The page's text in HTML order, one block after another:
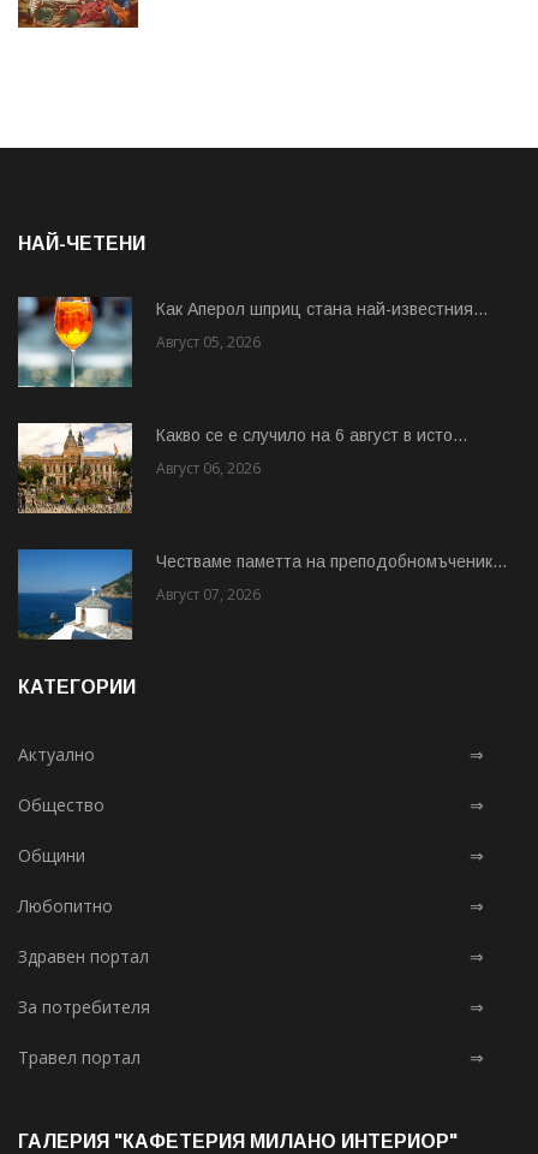
НАЙ-ЧЕТЕНИ
Как Аперол шприц стана най-известния...
Август 05, 2026
Какво се е случило на 6 август в исто...
Август 06, 2026
Честваме паметта на преподобномъченик...
Август 07, 2026
КАТЕГОРИИ
Актуално ⇒
Общество ⇒
Общини ⇒
Любопитно ⇒
Здравен портал ⇒
За потребителя ⇒
Травел портал ⇒
ГАЛЕРИЯ "КАФЕТЕРИЯ МИЛАНО ИНТЕРИОР"